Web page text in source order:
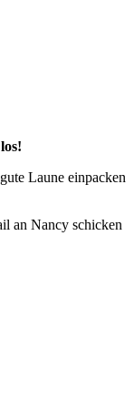
Laune einpacken
an Nancy schicken